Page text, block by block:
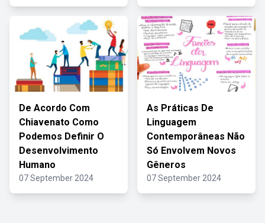
De Acordo Com
Chiavenato Como
Podemos Definir O
Desenvolvimento
Humano
07 September 2024
As Práticas De
Linguagem
Contemporâneas Não
Só Envolvem Novos
Gêneros
07 September 2024